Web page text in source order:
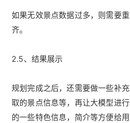
如果无效景点数据过多，则需要
齐。
2.5、结果展示
规划完成之后，还需要做一些补
取的景点信息等，再让大模型进
的一些特色信息，简介等方便给